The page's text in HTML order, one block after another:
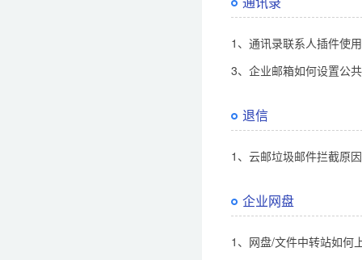
1、通讯录联系人插件使
3、企业邮箱如何设置公
退信
1、云邮垃圾邮件拦截原
企业网盘
1、网盘/文件中转站如何